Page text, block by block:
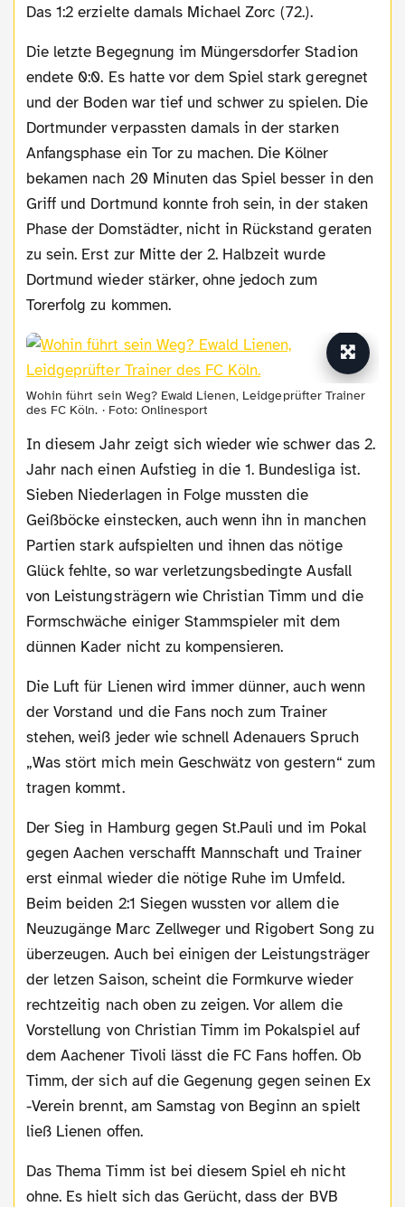
Das 1:2 erzielte damals Michael Zorc (72.).
Die letzte Begegnung im Müngersdorfer Stadion
endete 0:0. Es hatte vor dem Spiel stark geregnet
und der Boden war tief und schwer zu spielen. Die
Dortmunder verpassten damals in der starken
Anfangsphase ein Tor zu machen. Die Kölner
bekamen nach 20 Minuten das Spiel besser in den
Griff und Dortmund konnte froh sein, in der staken
Phase der Domstädter, nicht in Rückstand geraten
zu sein. Erst zur Mitte der 2. Halbzeit wurde
Dortmund wieder stärker, ohne jedoch zum
Torerfolg zu kommen.
Wohin führt sein Weg? Ewald Lienen, Leidgeprüfter Trainer
des FC Köln. · Foto: Onlinesport
In diesem Jahr zeigt sich wieder wie schwer das 2.
Jahr nach einen Aufstieg in die 1. Bundesliga ist.
Sieben Niederlagen in Folge mussten die
Geißböcke einstecken, auch wenn ihn in manchen
Partien stark aufspielten und ihnen das nötige
Glück fehlte, so war verletzungsbedingte Ausfall
von Leistungsträgern wie Christian Timm und die
Formschwäche einiger Stammspieler mit dem
dünnen Kader nicht zu kompensieren.
Die Luft für Lienen wird immer dünner, auch wenn
der Vorstand und die Fans noch zum Trainer
stehen, weiß jeder wie schnell Adenauers Spruch
„Was stört mich mein Geschwätz von gestern“ zum
tragen kommt.
Der Sieg in Hamburg gegen St.Pauli und im Pokal
gegen Aachen verschafft Mannschaft und Trainer
erst einmal wieder die nötige Ruhe im Umfeld.
Beim beiden 2:1 Siegen wussten vor allem die
Neuzugänge Marc Zellweger und Rigobert Song zu
überzeugen. Auch bei einigen der Leistungsträger
der letzen Saison, scheint die Formkurve wieder
rechtzeitig nach oben zu zeigen. Vor allem die
Vorstellung von Christian Timm im Pokalspiel auf
dem Aachener Tivoli lässt die FC Fans hoffen. Ob
Timm, der sich auf die Gegenung gegen seinen Ex
-Verein brennt, am Samstag von Beginn an spielt
ließ Lienen offen.
Das Thema Timm ist bei diesem Spiel eh nicht
ohne. Es hielt sich das Gerücht, dass der BVB